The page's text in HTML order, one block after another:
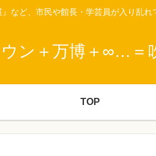
』など、市民や館長・学芸員が入り乱
ン＋万博＋∞…＝
TOP